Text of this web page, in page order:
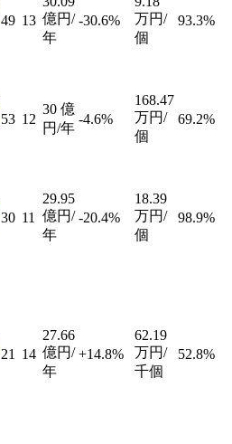
49 13 億円/
年
-30.6%
万円/
個
93.3%
53 12
30 億
円/年
-4.6%
168.47
万円/
個
69.2%
30 11
29.95
億円/
年
-20.4%
18.39
万円/
個
98.9%
21 14
27.66
億円/
年
+14.8%
62.19
万円/
千個
52.8%